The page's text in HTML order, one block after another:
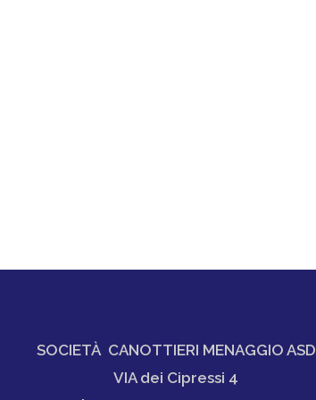
SOCIETÀ CANOTTIERI MENAGGIO ASD
VIA dei Cipressi 4